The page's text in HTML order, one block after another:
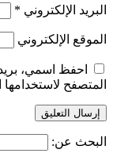
البريد الإلكتروني *
الموقع الإلكتروني
احفظ اسمي،
المتصفح
البحث عن: